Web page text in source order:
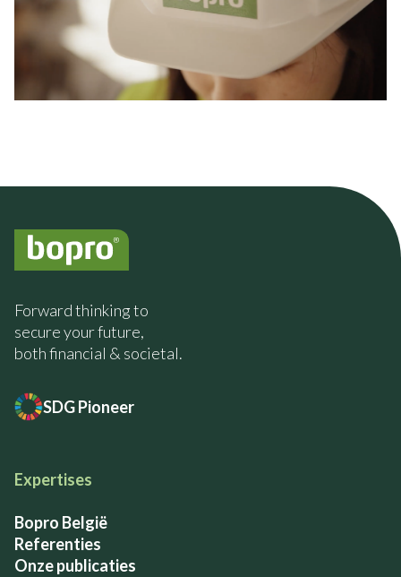
Forward thinking to
secure your future,
both financial & societal.
SDG Pioneer
Expertises
Bopro België
Referenties
Onze publicaties